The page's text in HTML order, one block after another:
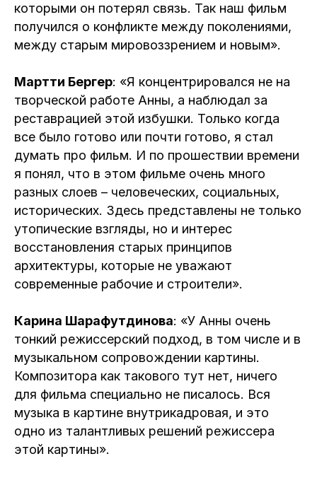
которыми он потерял связь. Так наш фильм
получился о конфликте между поколениями,
между старым мировоззрением и новым».
Мартти Бергер: «Я концентрировался не на
творческой работе Анны, а наблюдал за
реставрацией этой избушки. Только когда
все было готово или почти готово, я стал
думать про фильм. И по прошествии времени
я понял, что в этом фильме очень много
разных слоев – человеческих, социальных,
исторических. Здесь представлены не только
утопические взгляды, но и интерес
восстановления старых принципов
архитектуры, которые не уважают
современные рабочие и строители».
Карина Шарафутдинова: «У Анны очень
тонкий режиссерский подход, в том числе и в
музыкальном сопровождении картины.
Композитора как такового тут нет, ничего
для фильма специально не писалось. Вся
музыка в картине внутрикадровая, и это
одно из талантливых решений режиссера
этой картины».